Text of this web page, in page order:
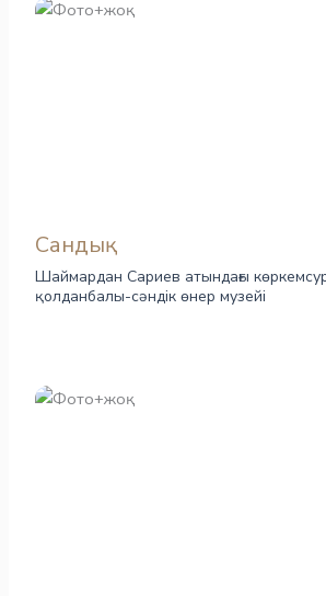
Сандық
Шаймардан Сариев атындағы
қолданбалы-сәндік өнер музейі